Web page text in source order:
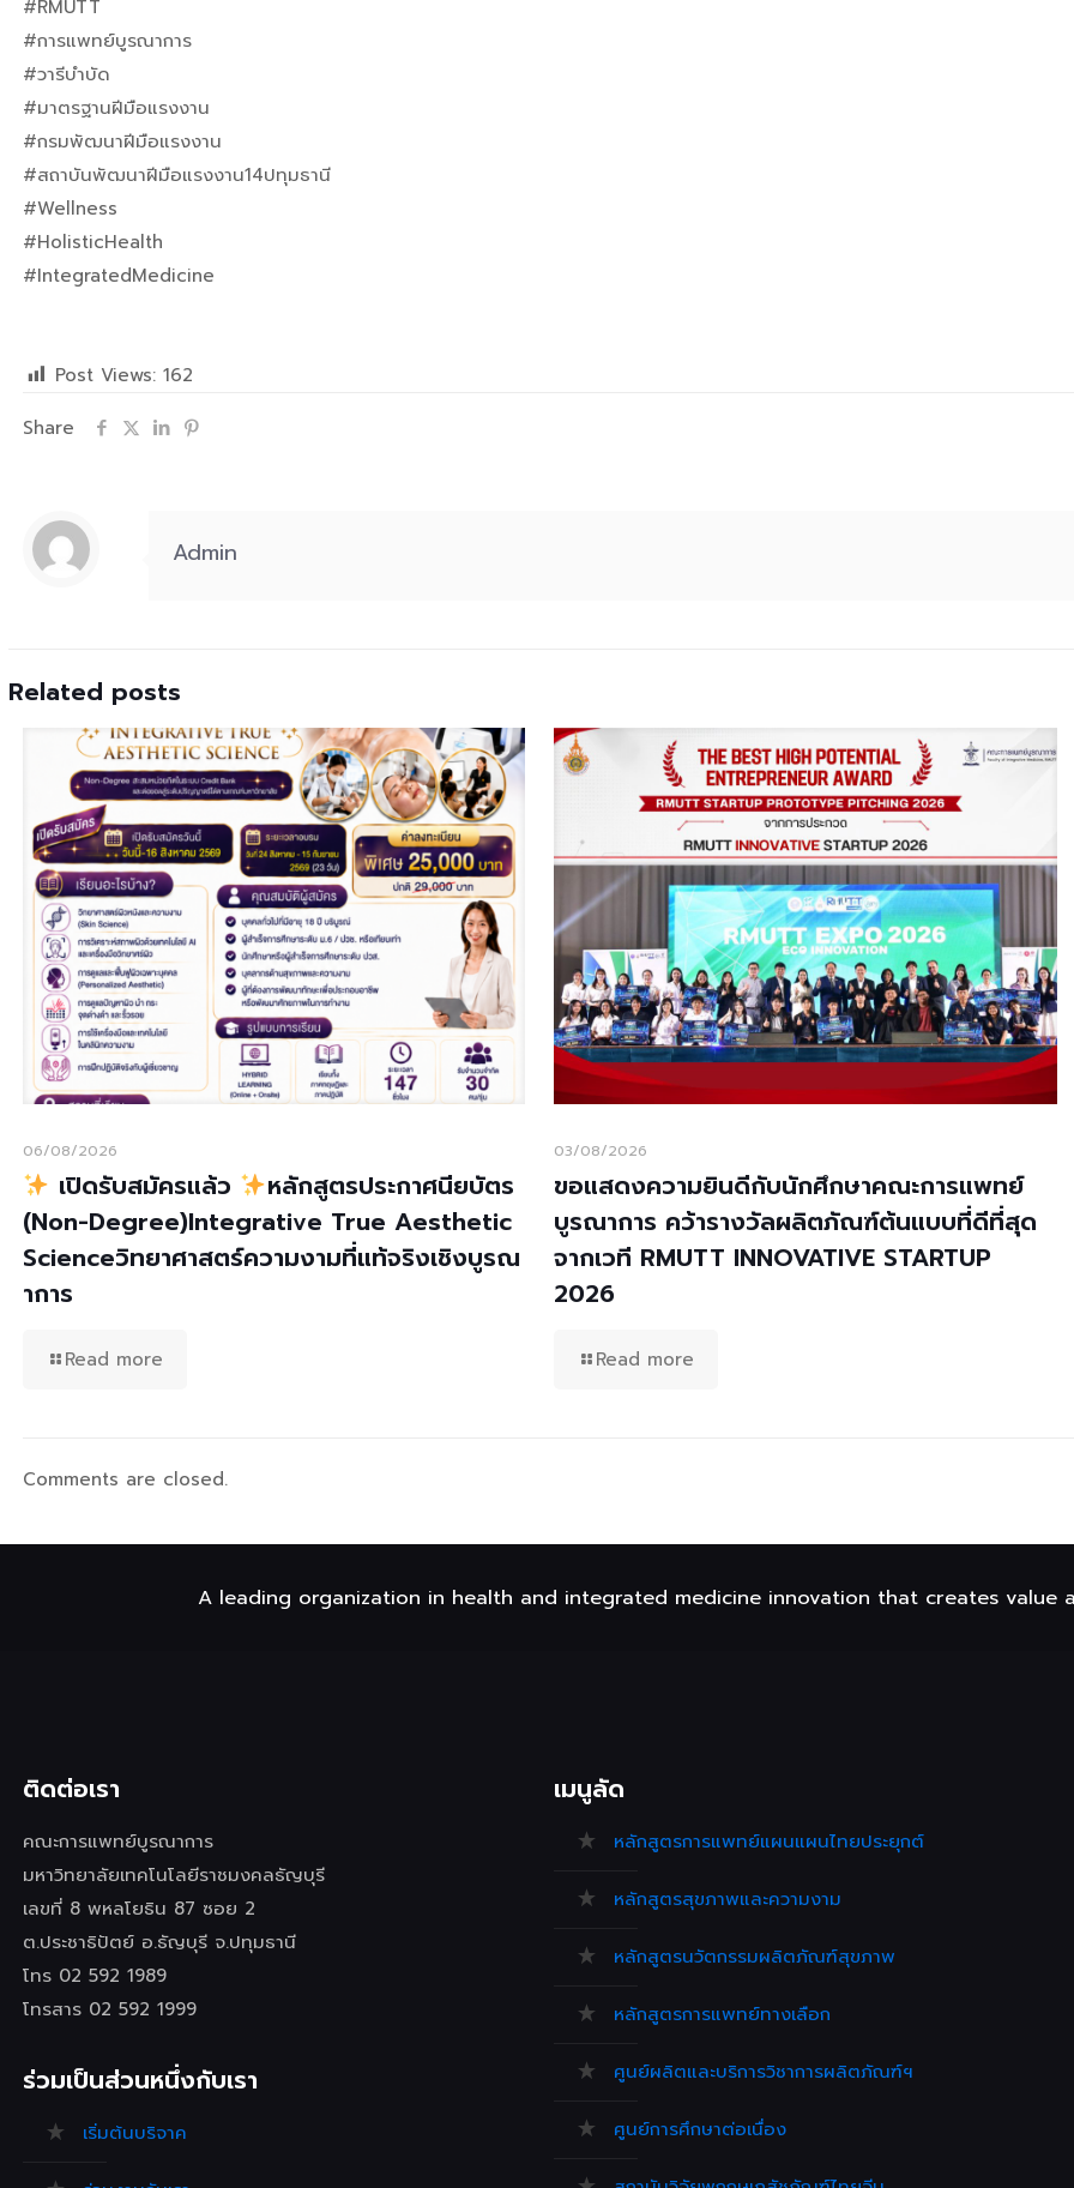
#RMUTT
#การแพทย์บูรณาการ
#วารีบำบัด
#มาตรฐานฝีมือแรงงาน
#กรมพัฒนาฝีมือแรงงาน
#สถาบันพัฒนาฝีมือแรงงาน14ปทุมธานี
#Wellness
#HolisticHealth
#IntegratedMedicine
Post Views: 162
Share
Admin
Related posts
06/08/2026
เปิดรับสมัครแล้ว
หลักสูตรประกาศนียบัตร
(Non-Degree)Integrative True Aesthetic
Scienceวิทยาศาสตร์ความงามที่แท้จริงเชิงบูรณ
าการ
Read more
03/08/2026
ขอแสดงความยินดีกับนักศึกษาคณะการแพทย์
บูรณาการ คว้ารางวัลผลิตภัณฑ์ต้นแบบที่ดีที่สุด
จากเวที RMUTT INNOVATIVE STARTUP
2026
Read more
Comments are closed.
A leading organization in health and integrated medicine innovation that creates value
ติดต่อเรา
คณะการแพทย์บูรณาการ
มหาวิทยาลัยเทคโนโลยีราชมงคลธัญบุรี
เลขที่ 8 พหลโยธิน 87 ซอย 2
ต.ประชาธิปัตย์ อ.ธัญบุรี จ.ปทุมธานี
โทร 02 592 1989
โทรสาร 02 592 1999
ร่วมเป็นส่วนหนึ่งกับเรา
เริ่มต้นบริจาค
เมนูลัด
หลักสูตรการแพทย์แผนแผนไทยประยุกต์
หลักสูตรสุขภาพและความงาม
หลักสูตรนวัตกรรมผลิตภัณฑ์สุขภาพ
หลักสูตรการแพทย์ทางเลือก
ศูนย์ผลิตและบริการวิชาการผลิตภัณฑ์ฯ
ศูนย์การศึกษาต่อเนื่อง